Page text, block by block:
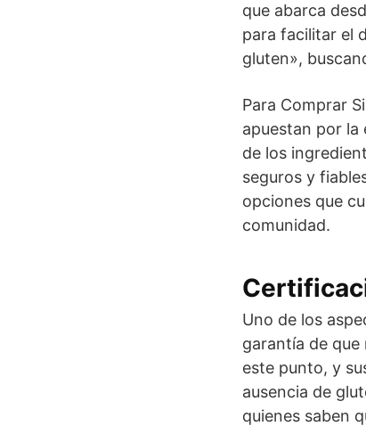
que abarca
para facilitar el
gluten»,
Para Comprar
apuestan por la
de los
seguros y
opciones que
comunidad.
Uno de los
garantía de que
este punto, y
ausencia de
quienes saben